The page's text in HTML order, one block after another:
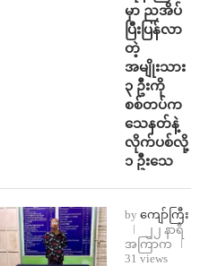
မှာ ညအိပ်
ပြီးပြန်လာ
တဲ့
အမျိုးသား
၃ ဦးကို
စစ်တပ်က
သေနတ်နဲ့
လိုက်ပစ်လို့
၁ ဦးသေ
by ကျော်ကြီး
၂၂ နာရီ
အကြာက
31 views